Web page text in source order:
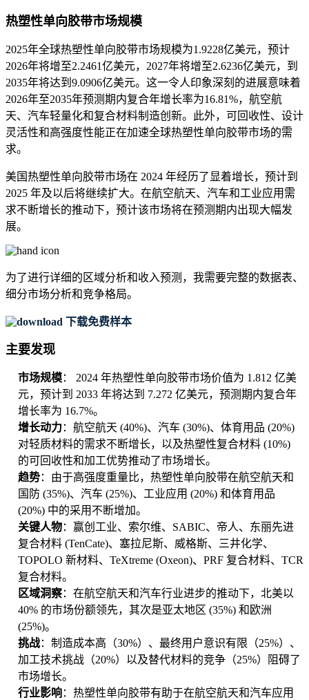
热塑性单向胶带市场规模
2025年全球热塑性单向胶带市场规模为1.9228亿美元，预计
2026年将增至2.2461亿美元，2027年将增至2.6236亿美元，到
2035年将达到9.0906亿美元。这一令人印象深刻的进展意味着
2026年至2035年预测期内复合年增长率为16.81%，航空航
天、汽车轻量化和复合材料制造创新。此外，可回收性、设计
灵活性和高强度性能正在加速全球热塑性单向胶带市场的需
求。
美国热塑性单向胶带市场在 2024 年经历了显着增长，预计到
2025 年及以后将继续扩大。在航空航天、汽车和工业应用需
求不断增长的推动下，预计该市场将在预测期内出现大幅发
展。
为了进行详细的区域分析和收入预测，我需要完整的数据表、
细分市场分析和竞争格局。
下载免费样本
主要发现
市场规模： 2024 年热塑性单向胶带市场价值为 1.812 亿美
元，预计到 2033 年将达到 7.272 亿美元，预测期内复合年
增长率为 16.7%。
增长动力：航空航天 (40%)、汽车 (30%)、体育用品 (20%)
对轻质材料的需求不断增长，以及热塑性复合材料 (10%)
的可回收性和加工优势推动了市场增长。
趋势：由于高强度重量比，热塑性单向胶带在航空航天和
国防 (35%)、汽车 (25%)、工业应用 (20%) 和体育用品
(20%) 中的采用不断增加。
关键人物：赢创工业、索尔维、SABIC、帝人、东丽先进
复合材料 (TenCate)、塞拉尼斯、威格斯、三井化学、
TOPOLO 新材料、TeXtreme (Oxeon)、PRF 复合材料、TCR
复合材料。
区域洞察：在航空航天和汽车行业进步的推动下，北美以
40% 的市场份额领先，其次是亚太地区 (35%) 和欧洲
(25%)。
挑战：制造成本高（30%）、最终用户意识有限（25%）、
加工技术挑战（20%）以及替代材料的竞争（25%）阻碍了
市场增长。
行业影响：热塑性单向胶带有助于在航空航天和汽车应用